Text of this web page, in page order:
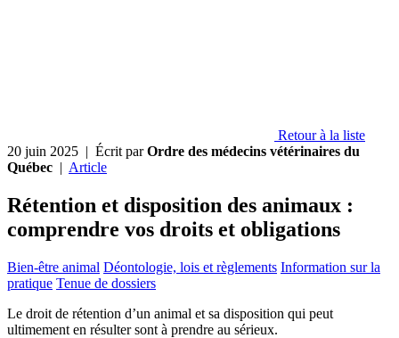
Retour à la liste
20 juin 2025 | Écrit parOrdre des médecins vétérinaires du
Québec | Article
Rétention et disposition des animaux :
comprendre vos droits et obligations
Bien-être animal Déontologie, lois et règlements Information sur la
pratique Tenue de dossiers
Le droit de rétention d’un animal et sa disposition qui peut
ultimement en résulter sont à prendre au sérieux.